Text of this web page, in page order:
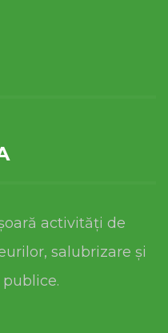
activități de
salubrizare și